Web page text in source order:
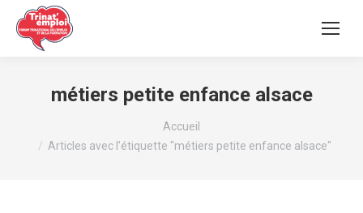
métiers petite enfance alsace
Accueil
Articles avec l’étiquette "métiers petite enfance alsace"